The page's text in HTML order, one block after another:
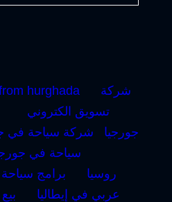
hurghada
شركة
تسويق الكتروني
جورجيا
شركة سياحة في
سياحة في
روسيا
برامج
عربي في إيطاليا